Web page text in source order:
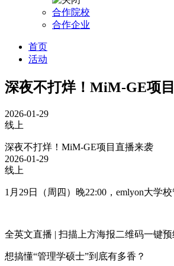
合作院校
合作企业
首页
活动
深夜不打烊！MiM-GE项
2026-01-29
线上
​深夜不打烊！MiM-GE项目直播来袭
2026-01-29
线上
1月29日（周四）晚22:00，emlyon大学
全英文直播 | 扫描上方海报二维码一键预
想搞懂“管理学硕士”到底有多香？